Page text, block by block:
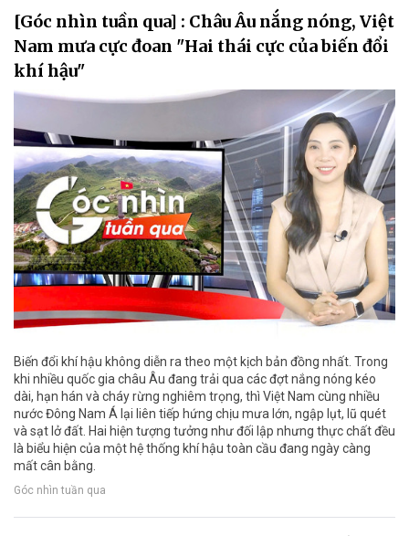
[Góc nhìn tuần qua] : Châu Âu nắng nóng, Việt
Nam mưa cực đoan "Hai thái cực của biến đổi
khí hậu"
Biến đổi khí hậu không diễn ra theo một kịch bản đồng nhất. Trong
khi nhiều quốc gia châu Âu đang trải qua các đợt nắng nóng kéo
dài, hạn hán và cháy rừng nghiêm trọng, thì Việt Nam cùng nhiều
nước Đông Nam Á lại liên tiếp hứng chịu mưa lớn, ngập lụt, lũ quét
và sạt lở đất. Hai hiện tượng tưởng như đối lập nhưng thực chất đều
là biểu hiện của một hệ thống khí hậu toàn cầu đang ngày càng
mất cân bằng.
Góc nhìn tuần qua